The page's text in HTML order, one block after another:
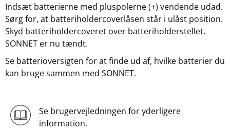
Indsæt batterierne med pluspolerne (+) vendende udad.
Sørg for, at batteriholdercoverlåsen står i ulåst position.
Skyd batteriholdercoveret over batteriholderstellet.
SONNET er nu tændt.
Se batterioversigten for at finde ud af, hvilke batterier du
kan bruge sammen med SONNET.
Se brugervejledningen for yderligere
information.